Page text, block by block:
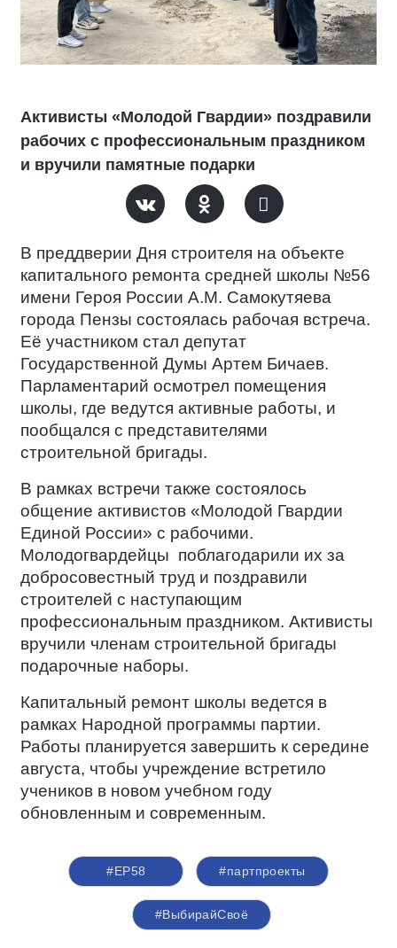
Активисты «Молодой Гвардии» поздравили
рабочих с профессиональным праздником
и вручили памятные подарки
В преддверии Дня строителя на объекте
капитального ремонта средней школы №56
имени Героя России А.М. Самокутяева
города Пензы состоялась рабочая встреча.
Её участником стал депутат
Государственной Думы Артем Бичаев.
Парламентарий осмотрел помещения
школы, где ведутся активные работы, и
пообщался с представителями
строительной бригады.
В рамках встречи также состоялось
общение активистов «Молодой Гвардии
Единой России» с рабочими.
Молодогвардейцы поблагодарили их за
добросовестный труд и поздравили
строителей с наступающим
профессиональным праздником. Активисты
вручили членам строительной бригады
подарочные наборы.
Капитальный ремонт школы ведется в
рамках Народной программы партии.
Работы планируется завершить к середине
августа, чтобы учреждение встретило
учеников в новом учебном году
обновленным и современным.
#ЕР58 #партпроекты
#ВыбирайСвоё